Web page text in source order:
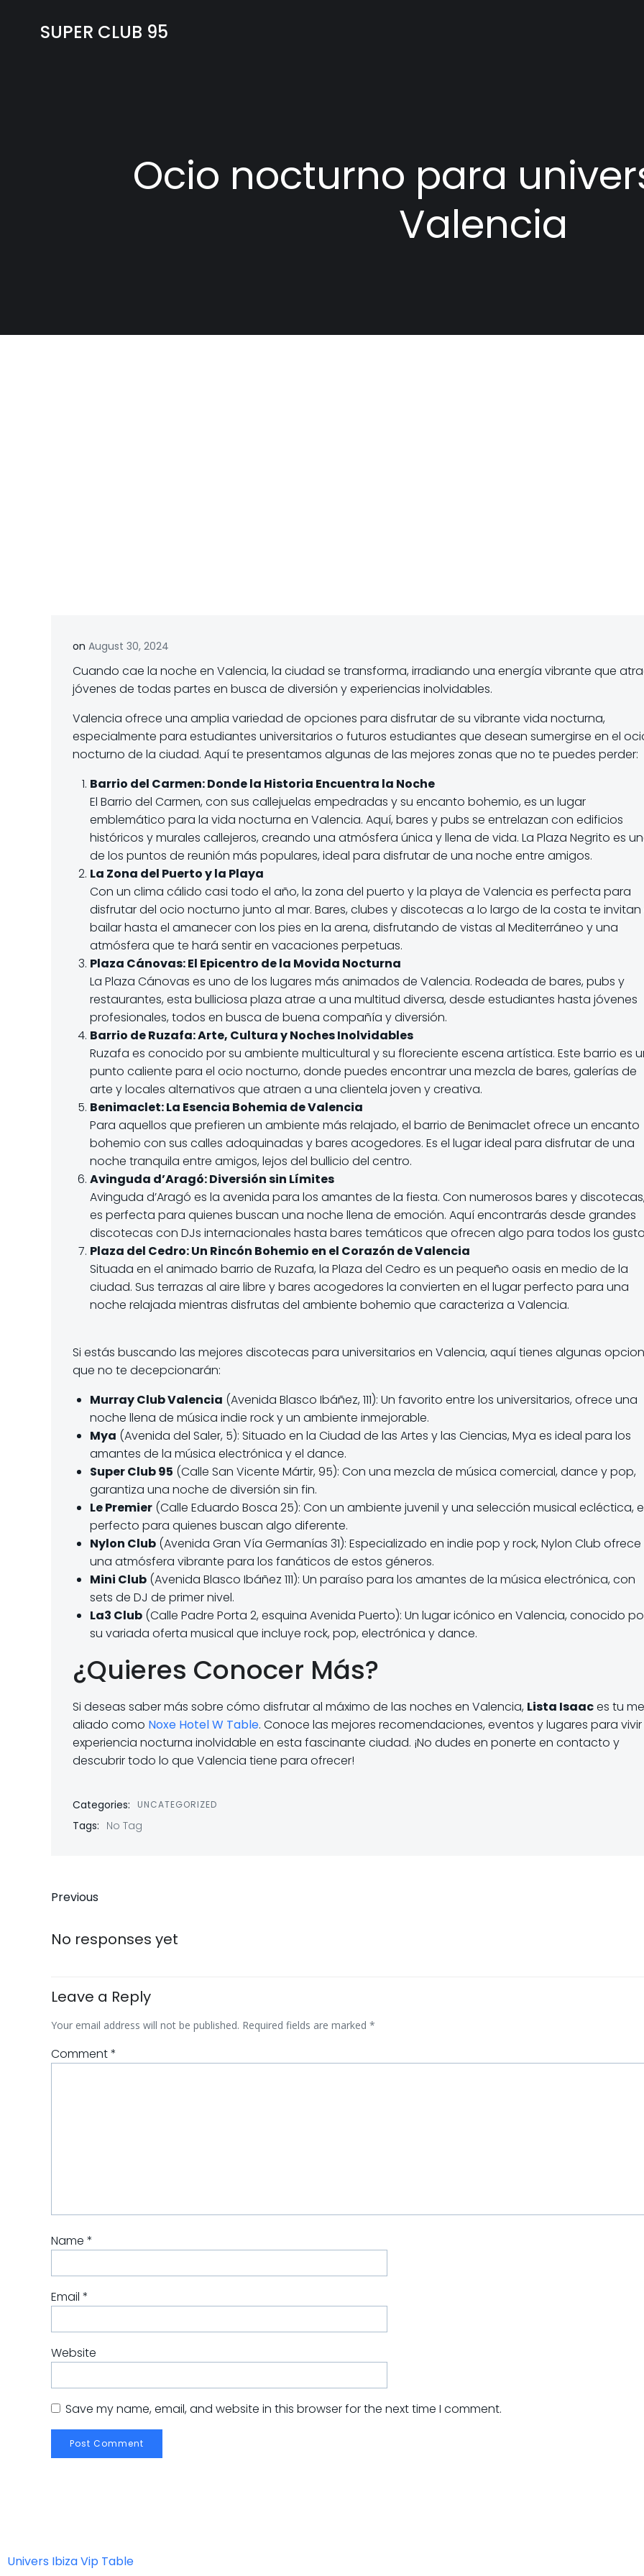
SUPER CLUB 95
Ocio nocturno para
Valencia
on August 30, 2024
Cuando cae la noche en Valencia, la ciudad se transforma, irradiando una energía vibrante que
jóvenes de todas partes en busca de diversión y experiencias inolvidables.
Valencia ofrece una amplia variedad de opciones para disfrutar de su vibrante vida nocturna,
especialmente para estudiantes universitarios o futuros estudiantes que desean sumergirse en el
nocturno de la ciudad. Aquí te presentamos algunas de las mejores zonas que no te puedes perder:
Barrio del Carmen: Donde la Historia Encuentra la Noche
El Barrio del Carmen, con sus callejuelas empedradas y su encanto bohemio, es un lugar
emblemático para la vida nocturna en Valencia. Aquí, bares y pubs se entrelazan con edificios
históricos y murales callejeros, creando una atmósfera única y llena de vida. La Plaza Negrito es
de los puntos de reunión más populares, ideal para disfrutar de una noche entre amigos.
La Zona del Puerto y la Playa
Con un clima cálido casi todo el año, la zona del puerto y la playa de Valencia es perfecta para
disfrutar del ocio nocturno junto al mar. Bares, clubes y discotecas a lo largo de la costa te invitan
bailar hasta el amanecer con los pies en la arena, disfrutando de vistas al Mediterráneo y una
atmósfera que te hará sentir en vacaciones perpetuas.
Plaza Cánovas: El Epicentro de la Movida Nocturna
La Plaza Cánovas es uno de los lugares más animados de Valencia. Rodeada de bares, pubs y
restaurantes, esta bulliciosa plaza atrae a una multitud diversa, desde estudiantes hasta jóvenes
profesionales, todos en busca de buena compañía y diversión.
Barrio de Ruzafa: Arte, Cultura y Noches Inolvidables
Ruzafa es conocido por su ambiente multicultural y su floreciente escena artística. Este barrio es
punto caliente para el ocio nocturno, donde puedes encontrar una mezcla de bares, galerías de
arte y locales alternativos que atraen a una clientela joven y creativa.
Benimaclet: La Esencia Bohemia de Valencia
Para aquellos que prefieren un ambiente más relajado, el barrio de Benimaclet ofrece un encanto
bohemio con sus calles adoquinadas y bares acogedores. Es el lugar ideal para disfrutar de una
noche tranquila entre amigos, lejos del bullicio del centro.
Avinguda d’Aragó: Diversión sin Límites
Avinguda d’Aragó es la avenida para los amantes de la fiesta. Con numerosos bares y discotecas,
es perfecta para quienes buscan una noche llena de emoción. Aquí encontrarás desde grandes
discotecas con DJs internacionales hasta bares temáticos que ofrecen algo para todos los
Plaza del Cedro: Un Rincón Bohemio en el Corazón de Valencia
Situada en el animado barrio de Ruzafa, la Plaza del Cedro es un pequeño oasis en medio de la
ciudad. Sus terrazas al aire libre y bares acogedores la convierten en el lugar perfecto para una
noche relajada mientras disfrutas del ambiente bohemio que caracteriza a Valencia.
Si estás buscando las mejores discotecas para universitarios en Valencia, aquí tienes algunas
que no te decepcionarán:
Murray Club Valencia (Avenida Blasco Ibáñez, 111): Un favorito entre los universitarios, ofrece una
noche llena de música indie rock y un ambiente inmejorable.
Mya (Avenida del Saler, 5): Situado en la Ciudad de las Artes y las Ciencias, Mya es ideal para los
amantes de la música electrónica y el dance.
Super Club 95 (Calle San Vicente Mártir, 95): Con una mezcla de música comercial, dance y pop,
garantiza una noche de diversión sin fin.
Le Premier (Calle Eduardo Bosca 25): Con un ambiente juvenil y una selección musical ecléctica,
perfecto para quienes buscan algo diferente.
Nylon Club (Avenida Gran Vía Germanías 31): Especializado en indie pop y rock, Nylon Club ofrece
una atmósfera vibrante para los fanáticos de estos géneros.
Mini Club (Avenida Blasco Ibáñez 111): Un paraíso para los amantes de la música electrónica, con
sets de DJ de primer nivel.
La3 Club (Calle Padre Porta 2, esquina Avenida Puerto): Un lugar icónico en Valencia, conocido
su variada oferta musical que incluye rock, pop, electrónica y dance.
¿Quieres Conocer Más?
Si deseas saber más sobre cómo disfrutar al máximo de las noches en Valencia, Lista Isaaces tu
aliado como Noxe Hotel W Table. Conoce las mejores recomendaciones, eventos y lugares para
experiencia nocturna inolvidable en esta fascinante ciudad. ¡No dudes en ponerte en contacto y
descubrir todo lo que Valencia tiene para ofrecer!
Categories: UNCATEGORIZED
Tags: No Tag
Previous
No responses yet
Leave a Reply
Your email address will not be published. Required fields are marked *
Comment*
Name *
Email *
Website
Save my name, email, and website in this browser for the next time I comment.
Univers Ibiza Vip Table